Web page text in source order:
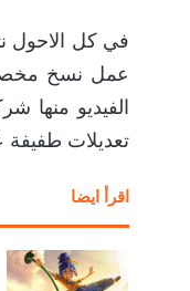
عمل نسخ
الفيديو منها
تعديلات طفيفة
اقرأ ايضا